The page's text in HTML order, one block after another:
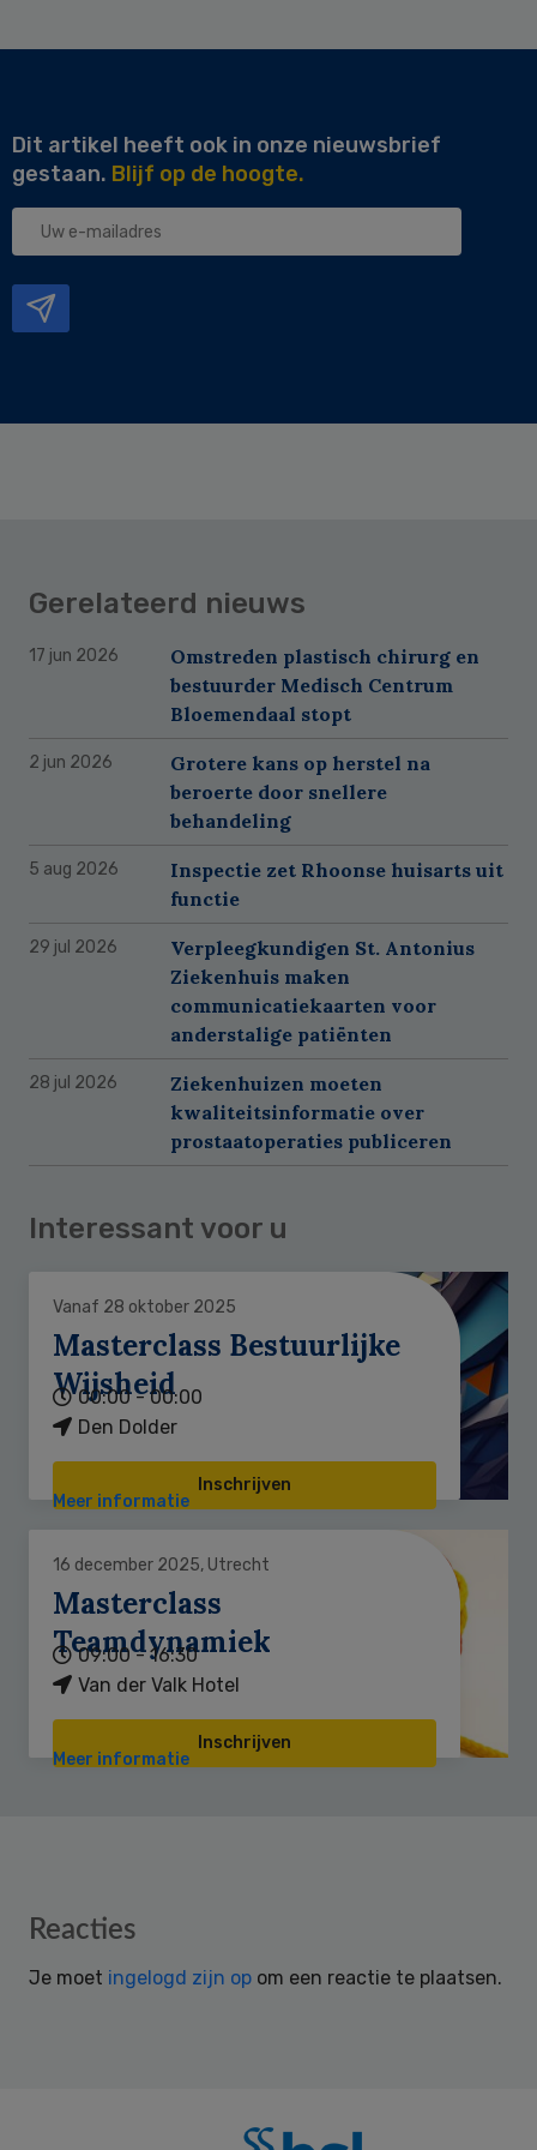
Dit artikel heeft ook in onze nieuwsbrief
gestaan. Blijf op de hoogte.
Uw
Gerelateerd nieuws
17 jun 2026
Omstreden plastisch chirurg en
bestuurder Medisch Centrum
Bloemendaal stopt
2 jun 2026
Grotere kans op herstel na
beroerte door snellere
behandeling
5 aug 2026
Inspectie zet Rhoonse huisarts uit
functie
29 jul 2026
Verpleegkundigen St. Antonius
Ziekenhuis maken
communicatiekaarten voor
anderstalige patiënten
28 jul 2026
Ziekenhuizen moeten
kwaliteitsinformatie over
prostaatoperaties publiceren
Interessant voor u
Vanaf 28 oktober 2025
Masterclass Bestuurlijke
Wijsheid
00:00 - 00:00
Den Dolder
Inschrijven
Meer informatie
16 december 2025, Utrecht
Masterclass
Teamdynamiek
09:00 - 16:30
Van der Valk Hotel
Inschrijven
Meer informatie
Reader
Reacties
Je moet ingelogd zijn op om een reactie te plaatsen.